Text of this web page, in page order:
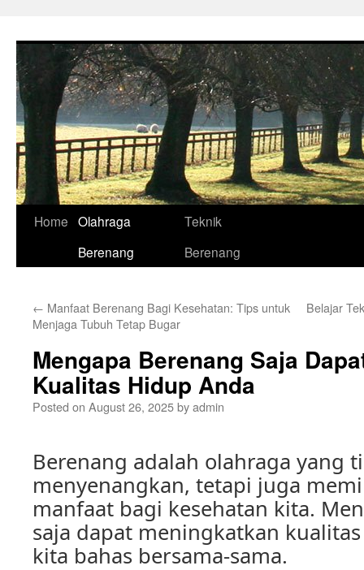
Home Olahraga
Berenang
Teknik
Berenang
← Manfaat Berenang Bagi Kesehatan: Tips untuk
Menjaga Tubuh Tetap Bugar
Belajar
Mengapa Berenang Saja
Kualitas Hidup Anda
Posted on August 26, 2025byadmin
Berenang adalah olahraga yang
menyenangkan, tetapi juga
manfaat bagi kesehatan kita.
saja dapat meningkatkan
kita bahas bersama-sama.